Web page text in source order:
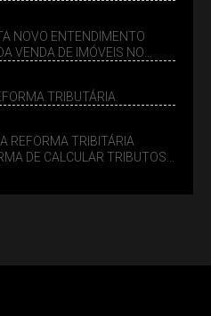
NOVO ENTENDIMENTO
VENDA DE IMÓVEIS NO
TRIBUTÁRIA
REFORMA TRIBITÁRIA
DE CALCULAR TRIBUTOS